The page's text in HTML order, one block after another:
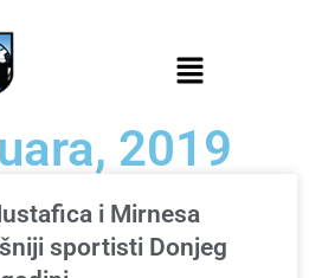
2019
i Mirnesa
sportisti Donjeg